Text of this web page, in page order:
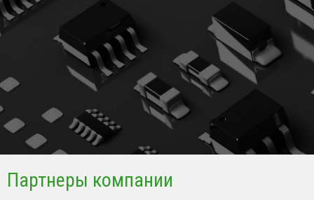
Партнеры компании